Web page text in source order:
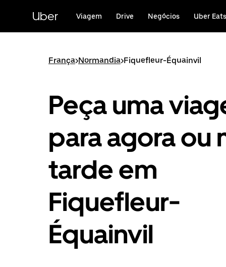
conteúdo
Uber Viagem Drive Negócios Uber Eats
França>Normandia>Fiquefleur-Équainvil
Peça uma
para agora ou
tarde em
Fiquefleur-
Équainvil